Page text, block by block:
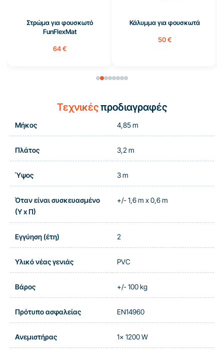
Στρώμα για φουσκωτό
FunFlexMat
64 €
Κάλυμμα για φουσκωτά
50 €
Τεχνικέςπροδιαγραφές
Μήκος 4,85 m
Πλάτος 3,2 m
Ύψος 3 m
Όταν είναι συσκευασμένο
(Υ x Π)
+/- 1,6 m x 0,6 m
Εγγύηση (έτη) 2
Υλικό νέας γενιάς PVC
Βάρος +/- 100 kg
Πρότυπο ασφαλείας EN14960
Ανεμιστήρας 1x 1200 W